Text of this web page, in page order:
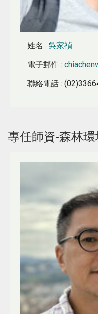
姓名 :吳家禎
電子郵件 :
聯絡電話 :
專任師資-森林環